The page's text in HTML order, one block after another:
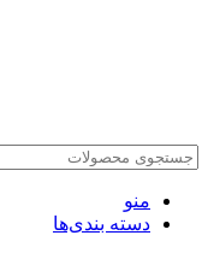
منو
دسته بندی‌ها